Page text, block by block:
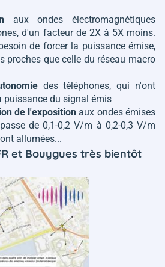
aux ondes électromagnétiques
d'un facteur de 2X à 5X moins.
de forcer la puissance émise,
proches que celle du réseau macro
des téléphones, qui n'ont
puissance du signal émis
de l'exposition aux ondes émises
de 0,1-0,2 V/m à 0,2-0,3 V/m
allumées...
et Bouygues très bientôt